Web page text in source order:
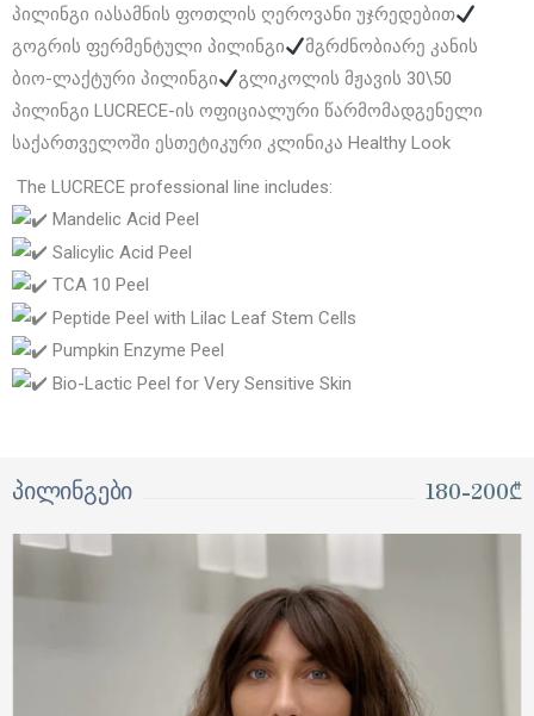
პილინგი იასამნის ფოთლის ღეროვანი უჯრედებით
გოგრის ფერმენტული პილინგი
მგრძნობიარე კანის
ბიო-ლაქტური პილინგი
გლიკოლის მჟავის 30\50
პილინგი LUCRECE-ის ოფიციალური წარმომადგენელი
საქართველოში ესთეტიკური კლინიკა Healthy Look
The LUCRECE professional line includes:
Mandelic Acid Peel
Salicylic Acid Peel
TCA 10 Peel
Peptide Peel with Lilac Leaf Stem Cells
Pumpkin Enzyme Peel
Bio-Lactic Peel for Very Sensitive Skin
პილინგები 180-200₾